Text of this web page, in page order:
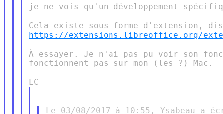
je ne vois qu'un développement
https://extensions.libreoffice.org/
À essayer. Je n'ai pas pu voir son
fonctionnent pas sur mon (les ?) Mac.